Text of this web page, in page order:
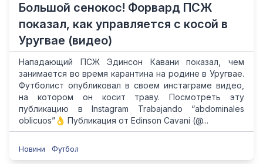
Большой сенокос! Форвард ПСЖ
показал, как управляется с косой в
Уругвае (видео)
Нападающий ПСЖ Эдинсон Кавани показал, чем
занимается во время карантина на родине в Уругвае.
Футболист опубликовал в своем инстаграме видео,
на котором он косит траву. Посмотреть эту
публикацию в Instagram Trabajando “abdominales
oblicuos”👌 Публикация от Edinson Cavani (@...
Новини Футбол